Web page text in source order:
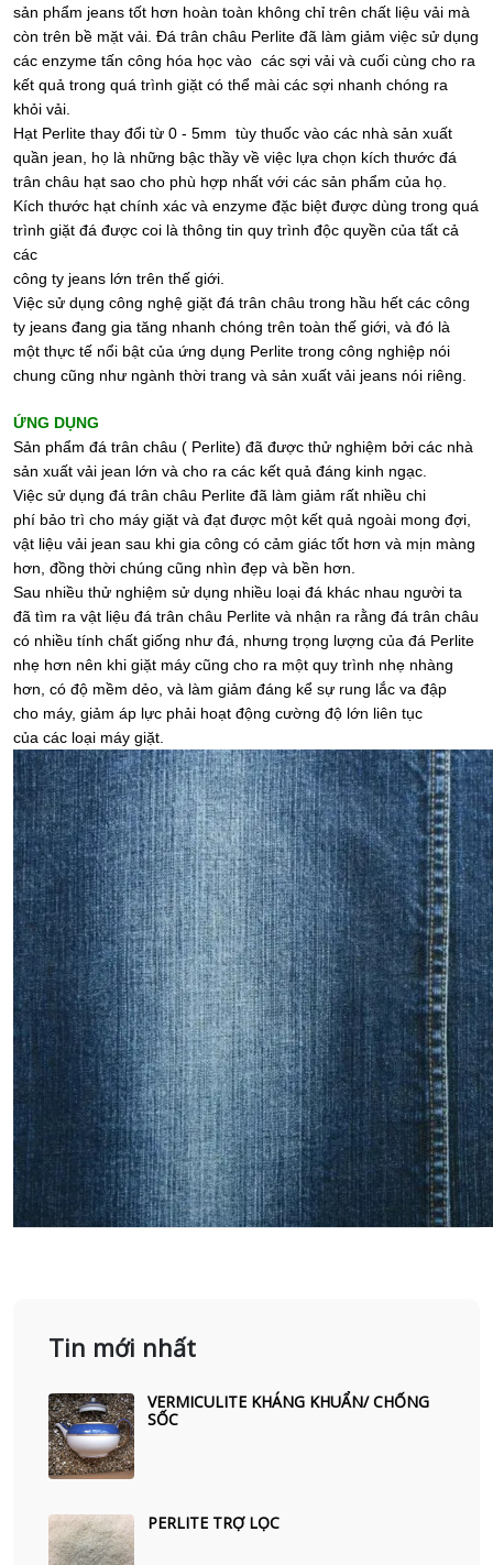
sản phẩm jeans tốt hơn hoàn toàn không chỉ trên chất liệu vải mà
còn trên bề mặt vải. Đá trân châu Perlite đã làm giảm việc sử dụng
các enzyme tấn công hóa học vào các sợi vải và cuối cùng cho ra
kết quả trong quá trình giặt có thể mài các sợi nhanh chóng ra
khỏi vải.
Hạt Perlite thay đổi từ 0 - 5mm tùy thuốc vào các nhà sản xuất
quần jean, họ là những bậc thầy về việc lựa chọn kích thước đá
trân châu hạt sao cho phù hợp nhất với các sản phẩm của họ.
Kích thước hạt chính xác và enzyme đặc biệt được dùng trong quá
trình giặt đá được coi là thông tin quy trình độc quyền của tất cả
các
công ty jeans lớn trên thế giới.
Việc sử dụng công nghệ giặt đá trân châu trong hầu hết các công
ty jeans đang gia tăng nhanh chóng trên toàn thế giới, và đó là
một thực tế nổi bật của ứng dụng Perlite trong công nghiệp nói
chung cũng như ngành thời trang và sản xuất vải jeans nói riêng.
ỨNG DỤNG
Sản phẩm đá trân châu ( Perlite) đã được thử nghiệm bởi các nhà
sản xuất vải jean lớn và cho ra các kết quả đáng kinh ngạc.
Việc sử dụng đá trân châu Perlite đã làm giảm rất nhiều chi
phí bảo trì cho máy giặt và đạt được một kết quả ngoài mong đợi,
vật liệu vải jean sau khi gia công có cảm giác tốt hơn và mịn màng
hơn, đồng thời chúng cũng nhìn đẹp và bền hơn.
Sau nhiều thử nghiệm sử dụng nhiều loại đá khác nhau người ta
đã tìm ra vật liệu đá trân châu Perlite và nhận ra rằng đá trân châu
có nhiều tính chất giống như đá, nhưng trọng lượng của đá Perlite
nhẹ hơn nên khi giặt máy cũng cho ra một quy trình nhẹ nhàng
hơn, có độ mềm dẻo, và làm giảm đáng kể sự rung lắc va đập
cho máy, giảm áp lực phải hoạt động cường độ lớn liên tục
của các loại máy giặt.
Tin mới nhất
VERMICULITE KHÁNG KHUẨN/ CHỐNG
SỐC
PERLITE TRỢ LỌC